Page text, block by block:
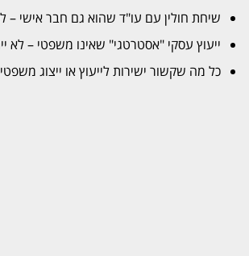
שיחת חולין עם עו"ד שהוא גם חבר אישי –
ייעוץ עסקי "אסטרטגי" שאינו משפטי – לא
כל מה שקשור ישירות לייעוץ או ייצוג